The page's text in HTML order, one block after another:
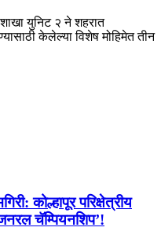
युनिट २ ने शहरात
केलेल्या विशेष मोहिमेत तीन
कोल्हापूर परिक्षेत्रीय
चॅम्पियनशिप’!